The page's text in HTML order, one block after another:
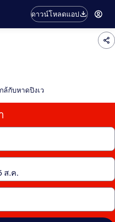
ดาวน์โหลดแอป
ล้กับหาดปิงเว